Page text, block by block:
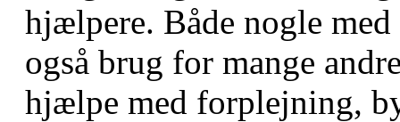
hjælpere. Både nogle
også brug for mange
hjælpe med forplejning,